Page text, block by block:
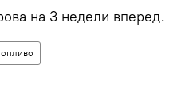
на 3 недели вперед.